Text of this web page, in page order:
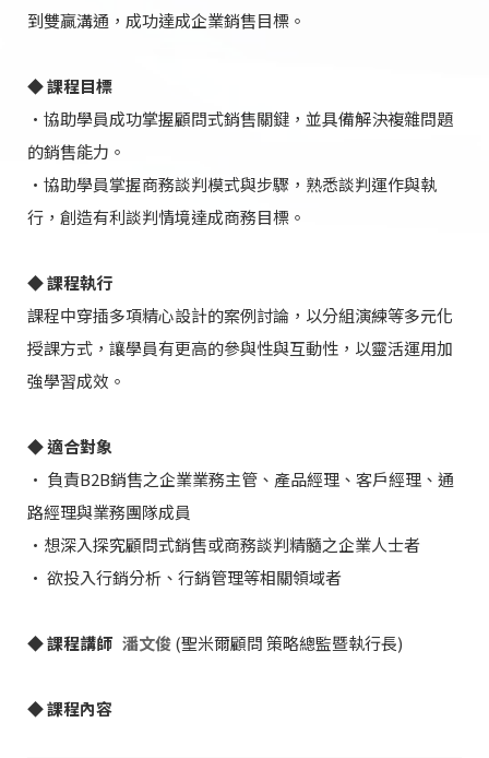
到雙贏溝通，成功達成企業銷售目標。
◆ 課程目標
•協助學員成功掌握顧問式銷售關鍵，並具備解決複雜問題
的銷售能力。
•協助學員掌握商務談判模式與步驟，熟悉談判運作與執
行，創造有利談判情境達成商務目標。
◆ 課程執行
課程中穿插多項精心設計的案例討論，以分組演練等多元化
授課方式，讓學員有更高的參與性與互動性，以靈活運用加
強學習成效。
◆ 適合對象
• 負責B2B銷售之企業業務主管、產品經理、客戶經理、通
路經理與業務團隊成員
•想深入探究顧問式銷售或商務談判精髓之企業人士者
• 欲投入行銷分析、行銷管理等相關領域者
◆ 課程講師 潘文俊(聖米爾顧問 策略總監暨執行長)
◆ 課程內容